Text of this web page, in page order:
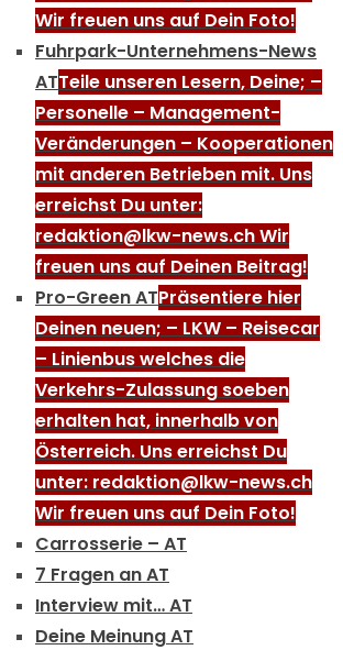
Wir freuen uns auf Dein Foto!
Fuhrpark-Unternehmens-News
ATTeile unseren Lesern, Deine; –
Personelle – Management-
Veränderungen – Kooperationen
mit anderen Betrieben mit. Uns
erreichst Du unter:
redaktion@lkw-news.ch Wir
freuen uns auf Deinen Beitrag!
Pro-Green ATPräsentiere hier
Deinen neuen; – LKW – Reisecar
– Linienbus welches die
Verkehrs-Zulassung soeben
erhalten hat, innerhalb von
Österreich. Uns erreichst Du
unter: redaktion@lkw-news.ch
Wir freuen uns auf Dein Foto!
Carrosserie – AT
7 Fragen an AT
Interview mit… AT
Deine Meinung AT